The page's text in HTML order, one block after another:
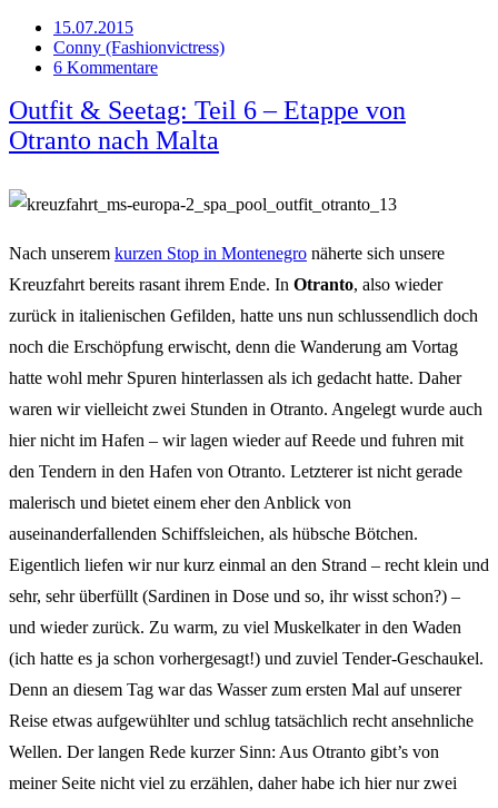
15.07.2015
Conny (Fashionvictress)
6 Kommentare
Outfit & Seetag: Teil 6 – Etappe von
Otranto nach Malta
Nach unserem kurzen Stop in Montenegro näherte sich unsere
Kreuzfahrt bereits rasant ihrem Ende. In Otranto, also wieder
zurück in italienischen Gefilden, hatte uns nun schlussendlich doch
noch die Erschöpfung erwischt, denn die Wanderung am Vortag
hatte wohl mehr Spuren hinterlassen als ich gedacht hatte. Daher
waren wir vielleicht zwei Stunden in Otranto. Angelegt wurde auch
hier nicht im Hafen – wir lagen wieder auf Reede und fuhren mit
den Tendern in den Hafen von Otranto. Letzterer ist nicht gerade
malerisch und bietet einem eher den Anblick von
auseinanderfallenden Schiffsleichen, als hübsche Bötchen.
Eigentlich liefen wir nur kurz einmal an den Strand – recht klein und
sehr, sehr überfüllt (Sardinen in Dose und so, ihr wisst schon?) –
und wieder zurück. Zu warm, zu viel Muskelkater in den Waden
(ich hatte es ja schon vorhergesagt!) und zuviel Tender-Geschaukel.
Denn an diesem Tag war das Wasser zum ersten Mal auf unserer
Reise etwas aufgewühlter und schlug tatsächlich recht ansehnliche
Wellen. Der langen Rede kurzer Sinn: Aus Otranto gibt’s von
meiner Seite nicht viel zu erzählen, daher habe ich hier nur zwei